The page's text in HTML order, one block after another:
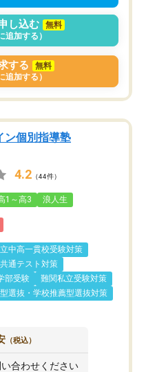
し込む
無料
追加する）
する
無料
追加する）
ン個別指導塾
4.2 （44件）
1～高3 浪人生
中高一貫校受験対策
通テスト対策
部受験
難関私立受験対策
選抜・学校推薦型選抜対策
（税込）
合わせください